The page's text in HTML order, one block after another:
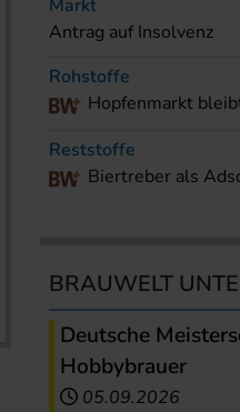
Markt
Antrag auf Insolvenz
Rohstoffe
Hopfenmarkt
Reststoffe
Biertreber als
BRAUWELT
Deutsche
Hobbybrauer
05.09.2026